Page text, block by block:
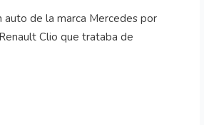
auto de la marca Mercedes por
Clio que trataba de